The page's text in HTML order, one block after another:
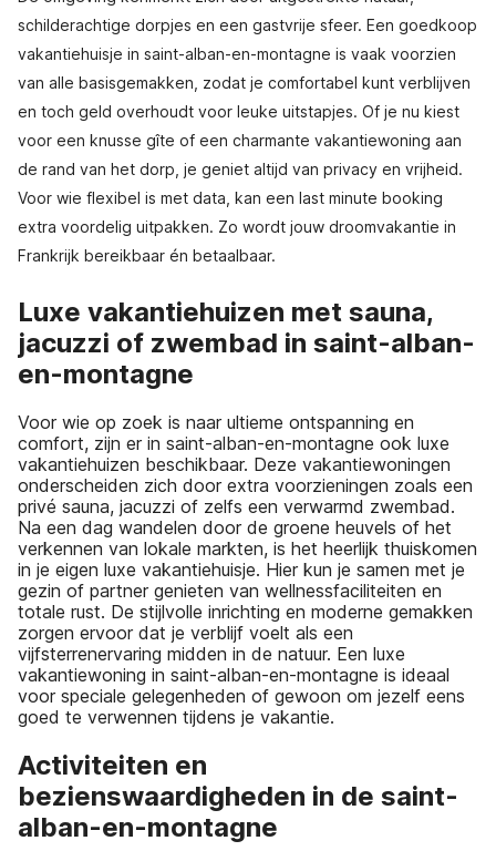
schilderachtige dorpjes en een gastvrije sfeer. Een goedkoop
vakantiehuisje in saint-alban-en-montagne is vaak voorzien
van alle basisgemakken, zodat je comfortabel kunt verblijven
en toch geld overhoudt voor leuke uitstapjes. Of je nu kiest
voor een knusse gîte of een charmante vakantiewoning aan
de rand van het dorp, je geniet altijd van privacy en vrijheid.
Voor wie flexibel is met data, kan een last minute booking
extra voordelig uitpakken. Zo wordt jouw droomvakantie in
Frankrijk bereikbaar én betaalbaar.
Luxe vakantiehuizen met sauna,
jacuzzi of zwembad in saint-alban-
en-montagne
Voor wie op zoek is naar ultieme ontspanning en
comfort, zijn er in saint-alban-en-montagne ook luxe
vakantiehuizen beschikbaar. Deze vakantiewoningen
onderscheiden zich door extra voorzieningen zoals een
privé sauna, jacuzzi of zelfs een verwarmd zwembad.
Na een dag wandelen door de groene heuvels of het
verkennen van lokale markten, is het heerlijk thuiskomen
in je eigen luxe vakantiehuisje. Hier kun je samen met je
gezin of partner genieten van wellnessfaciliteiten en
totale rust. De stijlvolle inrichting en moderne gemakken
zorgen ervoor dat je verblijf voelt als een
vijfsterrenervaring midden in de natuur. Een luxe
vakantiewoning in saint-alban-en-montagne is ideaal
voor speciale gelegenheden of gewoon om jezelf eens
goed te verwennen tijdens je vakantie.
Activiteiten en
bezienswaardigheden in de saint-
alban-en-montagne